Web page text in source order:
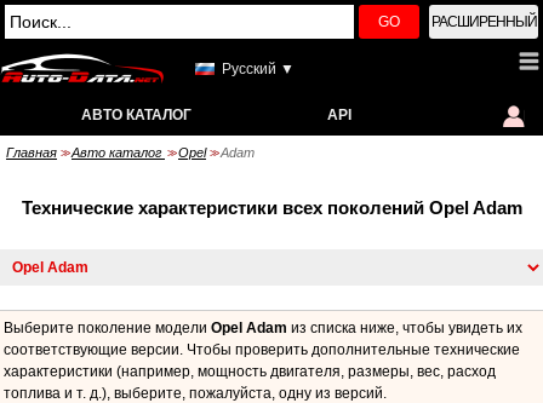
GO РАСШИРЕННЫЙ
Русский ▼
АВТО КАТАЛОГ API
Главная >> Авто каталог >> Opel >> Adam
Технические характеристики всех поколений Opel Adam
Выберите поколение модели Opel Adam из списка ниже, чтобы увидеть их
соответствующие версии. Чтобы проверить дополнительные технические
характеристики (например, мощность двигателя, размеры, вес, расход
топлива и т. д.), выберите, пожалуйста, одну из версий.